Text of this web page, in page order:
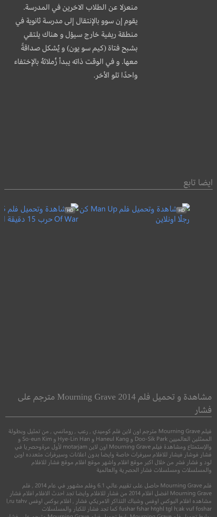
منعزلا عن الطلاب الاخرين في المدرسة.
يقوم إن سوو بالإنتقال إلى مدرسة ثانوية في
منطقة ريفية خارج سيؤل و هناك يلتقي
بشبح فتاة (كيم سو يون) و يُشكل صداقةً
معها. و في الوقت ذاته يبدأ زُملائهُ بالإختفاء
واحدًا تلو الأخر.
ايضا تابع
كن رجلًا
مشاهدة و تحميل فلم Mourning Grave 2014 مترجم على
فشار
فيلم Mourning Grave مترجم اون لاين فلم كوميدي , رعب , رومانسي , من تمثيل وبطولة
الممثلين العالميين Doo-Sik Park و Haneul Kang و Hye-Lin Han و So-eun Kim و
والإستمتاع ومشاهدة فيلم Mourning Grave اون لاين motarjam لأول مرةوحصريا في
فشار فوشار فيشار للافلام سيرفرات خاصة وايضا بدون اعلانات وسيرفرات متعدده اوبن
لود و فشار فشر من خلال اكبر موقع افلام واشهر موقع افلام موقع فشار للافلام
والمسلسلات ومسلسلات فشار الحصرية والعالمية
فلم Mourning Grave حاصل على تقييم عالي 6.1 وفلم مشهور في عام 2014 , فلم
Mourning Grave افضل افلام 2014 من فشار للافلام وايضا تجد احدث الافلام افلام فشار
مشاهده افلام البوكس اوفس وشباك التذاكر الامريكي فشار , افلام بوكس اوفس l,ru tahv
fushar fshar htghl tgl h;ak vuf foshar كما تجد فشار للكبار والمسلسلات